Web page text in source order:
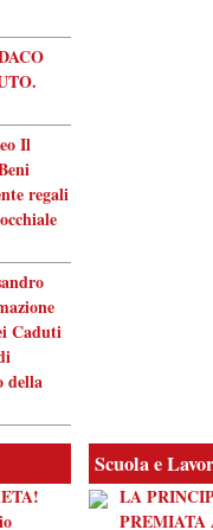
Il
regali
Caduti
della
Scuola e
LA